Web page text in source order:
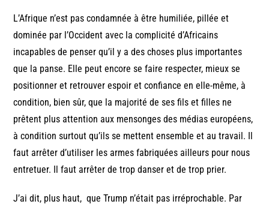
L’Afrique n’est pas condamnée à être humiliée, pillée et
dominée par l’Occident avec la complicité d’Africains
incapables de penser qu’il y a des choses plus importantes
que la panse. Elle peut encore se faire respecter, mieux se
positionner et retrouver espoir et confiance en elle-même, à
condition, bien sûr, que la majorité de ses fils et filles ne
prêtent plus attention aux mensonges des médias européens,
à condition surtout qu’ils se mettent ensemble et au travail. Il
faut arrêter d’utiliser les armes fabriquées ailleurs pour nous
entretuer. Il faut arrêter de trop danser et de trop prier.
J’ai dit, plus haut, que Trump n’était pas irréprochable. Par